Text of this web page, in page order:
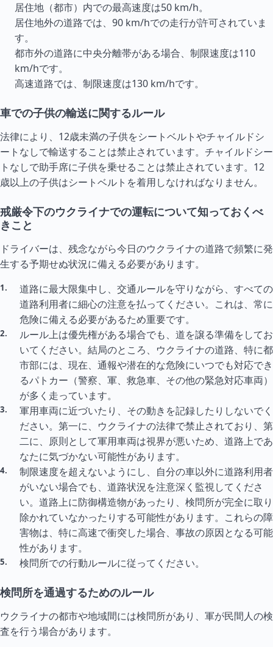
居住地（都市）内での最高速度は50 km/h。
居住地外の道路では、90 km/hでの走行が許可されていま
す。
都市外の道路に中央分離帯がある場合、制限速度は110
km/hです。
高速道路では、制限速度は130 km/hです。
車での子供の輸送に関するルール
法律により、12歳未満の子供をシートベルトやチャイルドシ
ートなしで輸送することは禁止されています。チャイルドシー
トなしで助手席に子供を乗せることは禁止されています。12
歳以上の子供はシートベルトを着用しなければなりません。
戒厳令下のウクライナでの運転について知っておくべ
きこと
ドライバーは、残念ながら今日のウクライナの道路で頻繁に発
生する予期せぬ状況に備える必要があります。
道路に最大限集中し、交通ルールを守りながら、すべての
道路利用者に細心の注意を払ってください。これは、常に
危険に備える必要があるため重要です。
ルール上は優先権がある場合でも、道を譲る準備をしてお
いてください。結局のところ、ウクライナの道路、特に都
市部には、現在、通報や潜在的な危険にいつでも対応でき
るパトカー（警察、軍、救急車、その他の緊急対応車両）
が多く走っています。
軍用車両に近づいたり、その動きを記録したりしないでく
ださい。第一に、ウクライナの法律で禁止されており、第
二に、原則として軍用車両は視界が悪いため、道路上であ
なたに気づかない可能性があります。
制限速度を超えないようにし、自分の車以外に道路利用者
がいない場合でも、道路状況を注意深く監視してくださ
い。道路上に防御構造物があったり、検問所が完全に取り
除かれていなかったりする可能性があります。これらの障
害物は、特に高速で衝突した場合、事故の原因となる可能
性があります。
検問所での行動ルールに従ってください。
検問所を通過するためのルール
ウクライナの都市や地域間には検問所があり、軍が民間人の検
査を行う場合があります。